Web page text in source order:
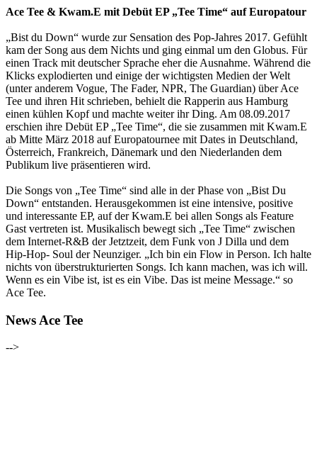
Ace Tee & Kwam.E mit Debüt EP „Tee Time“ auf Europatour
„Bist du Down“ wurde zur Sensation des Pop-Jahres 2017. Gefühlt
kam der Song aus dem Nichts und ging einmal um den Globus. Für
einen Track mit deutscher Sprache eher die Ausnahme. Während die
Klicks explodierten und einige der wichtigsten Medien der Welt
(unter anderem Vogue, The Fader, NPR, The Guardian) über Ace
Tee und ihren Hit schrieben, behielt die Rapperin aus Hamburg
einen kühlen Kopf und machte weiter ihr Ding. Am 08.09.2017
erschien ihre Debüt EP „Tee Time“, die sie zusammen mit Kwam.E
ab Mitte März 2018 auf Europatournee mit Dates in Deutschland,
Österreich, Frankreich, Dänemark und den Niederlanden dem
Publikum live präsentieren wird.
Die Songs von „Tee Time“ sind alle in der Phase von „Bist Du
Down“ entstanden. Herausgekommen ist eine intensive, positive
und interessante EP, auf der Kwam.E bei allen Songs als Feature
Gast vertreten ist. Musikalisch bewegt sich „Tee Time“ zwischen
dem Internet-R&B der Jetztzeit, dem Funk von J Dilla und dem
Hip-Hop- Soul der Neunziger. „Ich bin ein Flow in Person. Ich halte
nichts von überstrukturierten Songs. Ich kann machen, was ich will.
Wenn es ein Vibe ist, ist es ein Vibe. Das ist meine Message.“ so
Ace Tee.
News Ace Tee
-->